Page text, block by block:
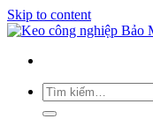
Skip to content